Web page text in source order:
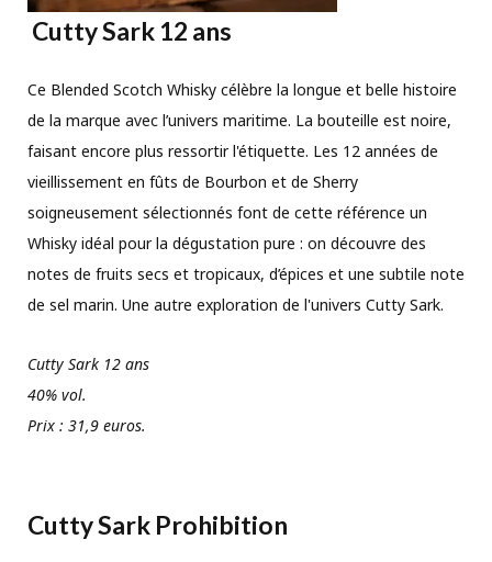
Cutty Sark 12 ans
Ce Blended Scotch Whisky célèbre la longue et belle histoire
de la marque avec l’univers maritime. La bouteille est noire,
faisant encore plus ressortir l'étiquette. Les 12 années de
vieillissement en fûts de Bourbon et de Sherry
soigneusement sélectionnés font de cette référence un
Whisky idéal pour la dégustation pure : on découvre des
notes de fruits secs et tropicaux, d’épices et une subtile note
de sel marin. Une autre exploration de l'univers Cutty Sark.
Cutty Sark 12 ans
40% vol.
Prix : 31,9 euros.
Cutty Sark Prohibition